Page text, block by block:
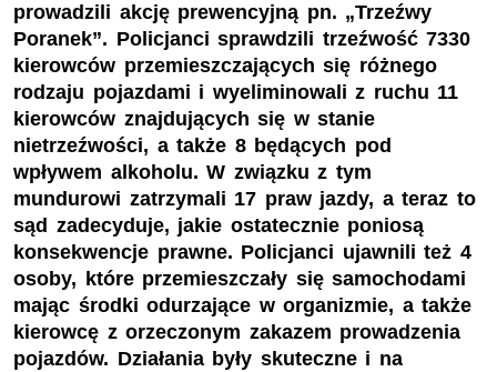
prowadzili akcję prewencyjną pn. „Trzeźwy
Poranek”. Policjanci sprawdzili trzeźwość 7330
kierowców przemieszczających się różnego
rodzaju pojazdami i wyeliminowali z ruchu 11
kierowców znajdujących się w stanie
nietrzeźwości, a także 8 będących pod
wpływem alkoholu. W związku z tym
mundurowi zatrzymali 17 praw jazdy, a teraz to
sąd zadecyduje, jakie ostatecznie poniosą
konsekwencje prawne. Policjanci ujawnili też 4
osoby, które przemieszczały się samochodami
mając środki odurzające w organizmie, a także
kierowcę z orzeczonym zakazem prowadzenia
pojazdów. Działania były skuteczne i na